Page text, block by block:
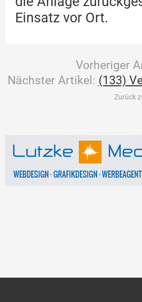
Einsatz vor Ort.
Vorheriger
Nächster Artikel: (133)
Zurück